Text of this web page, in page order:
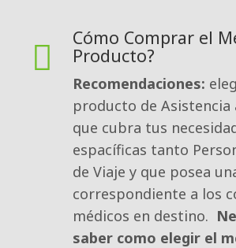
Cómo Comprar el
Producto?
Recomendaciones:
producto de Asistencia
que cubra tus
espacíficas tanto
de Viaje y que posea
correspondiente a los
médicos en destino.
saber como elegir el